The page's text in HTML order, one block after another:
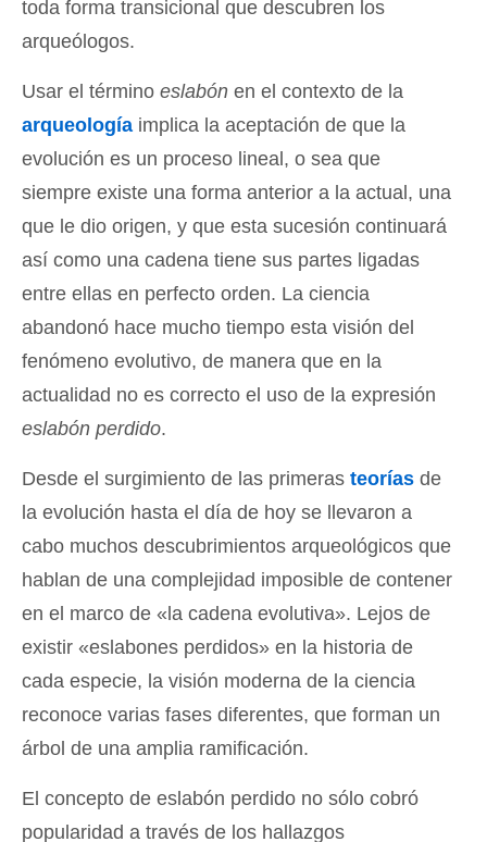
toda forma transicional que descubren los
arqueólogos.
Usar el término eslabón en el contexto de la
arqueología implica la aceptación de que la
evolución es un proceso lineal, o sea que
siempre existe una forma anterior a la actual, una
que le dio origen, y que esta sucesión continuará
así como una cadena tiene sus partes ligadas
entre ellas en perfecto orden. La ciencia
abandonó hace mucho tiempo esta visión del
fenómeno evolutivo, de manera que en la
actualidad no es correcto el uso de la expresión
eslabón perdido.
Desde el surgimiento de las primeras teorías de
la evolución hasta el día de hoy se llevaron a
cabo muchos descubrimientos arqueológicos que
hablan de una complejidad imposible de contener
en el marco de «la cadena evolutiva». Lejos de
existir «eslabones perdidos» en la historia de
cada especie, la visión moderna de la ciencia
reconoce varias fases diferentes, que forman un
árbol de una amplia ramificación.
El concepto de eslabón perdido no sólo cobró
popularidad a través de los hallazgos